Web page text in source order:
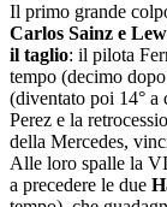
Il primo grande
Carlos Sainz e
il taglio: il pilota
tempo (decimo
(diventato poi 14° a
Perez e la
della Mercedes,
Alle loro spalle la
a precedere le due